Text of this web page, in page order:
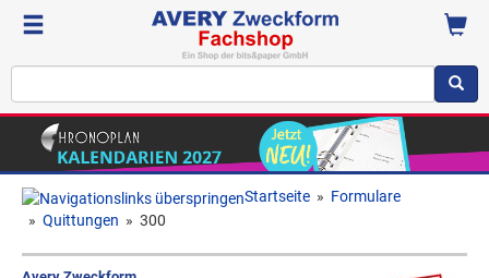
Startseite » Formulare
» Quittungen » 300